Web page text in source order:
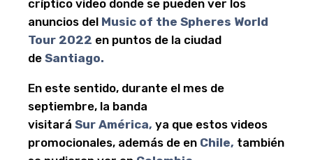
críptico video donde se pueden ver los
anuncios del Music of the Spheres World
Tour 2022 en puntos de la ciudad
de Santiago.
En este sentido, durante el mes de
septiembre, la banda
visitará Sur América, ya que estos videos
promocionales, además de en Chile, también